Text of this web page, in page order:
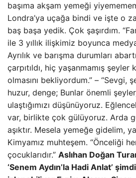
başıma akşam yemeği
Londra’ya uçağa bindi ve işte o
baş başa yedik. Çok şaşırdım.
ile 3 yıllık ilişkimiz boyunca
Ayrılık ve barışma durumları
çarpıtıldı, hiç yaşanmamış şeyler
olmasını bekliyordum.” – “Sevgi,
huzur, denge; Bunlar önemli
ulaştığımızı düşünüyoruz.
var, birlikte çok gülüyoruz. Arda
aşıktır. Mesela yemeğe gidelim,
Kimyamız muhteşem. “Önceliği
çocuklarıdır.” Aslıhan Doğan
‘Senem Aydın’la Hadi Anlat’